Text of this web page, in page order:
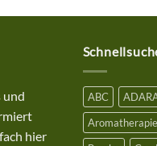
und
hier
ABC
Aromatherapie